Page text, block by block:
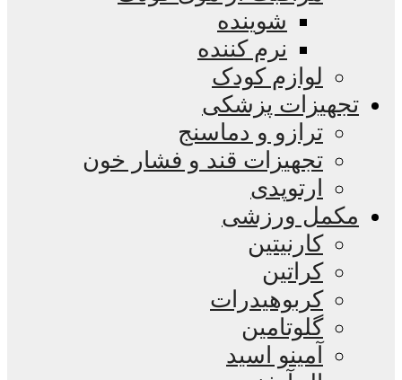
شوینده
نرم کننده
لوازم کودک
تجهیزات پزشکی
ترازو و دماسنج
تجهیزات قند و فشار خون
ارتوپدی
مکمل ورزشی
کارنیتین
کراتین
کربوهیدرات
گلوتامین
آمینو اسید